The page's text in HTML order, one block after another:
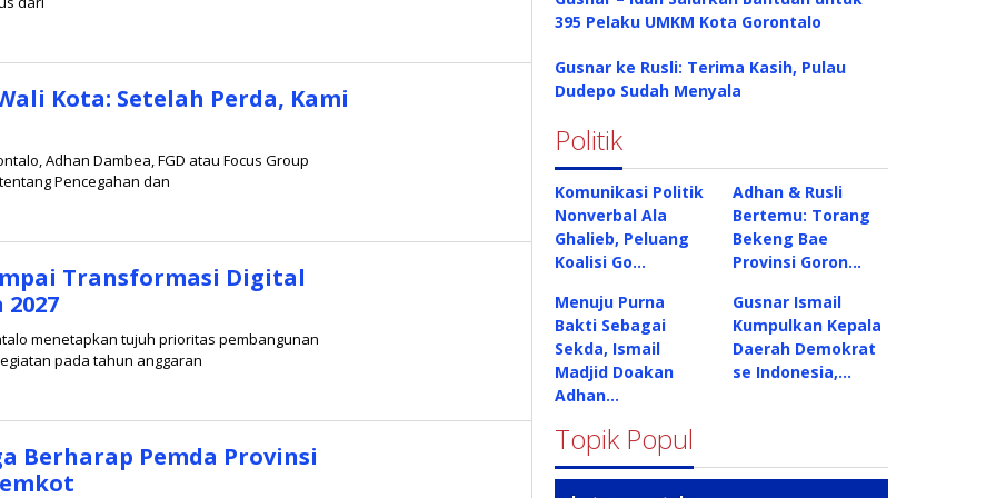
Kota: Setelah Perda, Kami
Adhan Dambea, FGD atau Focus Group
Pencegahan dan
Transformasi Digital
menetapkan tujuh prioritas pembangunan
pada tahun anggaran
Berharap Pemda Provinsi
395 Pelaku UMKM Kota Gorontalo
Gusnar ke Rusli: Terima Kasih, Pulau
Dudepo Sudah Menyala
Politik
Komunikasi Politik
Nonverbal Ala
Ghalieb, Peluang
Koalisi Go…
Adhan & Rusli
Bertemu: Torang
Bekeng Bae
Provinsi Goron…
Menuju Purna
Bakti Sebagai
Sekda, Ismail
Madjid Doakan
Adhan…
Gusnar Ismail
Kumpulkan Kepala
Daerah Demokrat
se Indonesia,…
Topik Popul